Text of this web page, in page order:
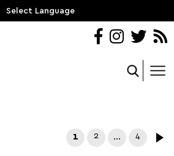
Select Language
1 2 … 4